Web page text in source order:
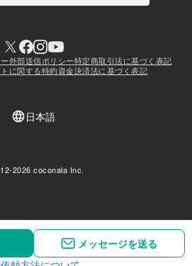
メッセージを送る
メッセージを送る